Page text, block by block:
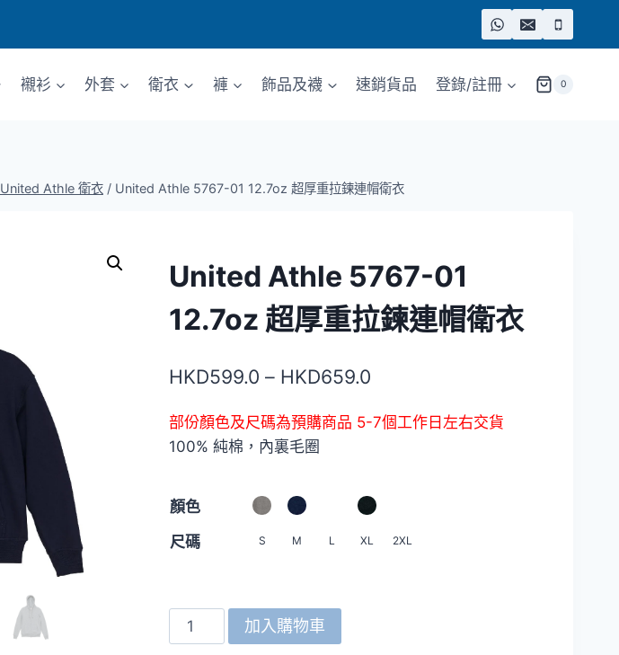
襯衫 外套 衛衣 褲 飾品及襪 速銷貨品 登錄/註冊 0
United Athle 衛衣 / United Athle 5767-01 12.7oz 超厚重拉鍊連帽衛衣
United Athle 5767-01
12.7oz 超厚重拉鍊連帽衛衣
HKD599.0 – HKD659.0
範
HKD599.0
部份顏色及尺碼為預購商品 5-7個工作日左右交貨
100% 純棉，內裏毛圈
顏色
尺碼
S M L XL 2XL
United
Athle
加入購物車